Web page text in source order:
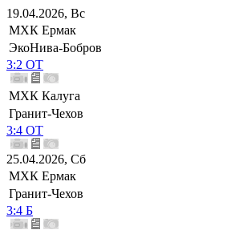
19.04.2026, Вс
МХК Ермак
ЭкоНива-Бобров
3:2 ОТ
МХК Калуга
Гранит-Чехов
3:4 ОТ
25.04.2026, Сб
МХК Ермак
Гранит-Чехов
3:4 Б